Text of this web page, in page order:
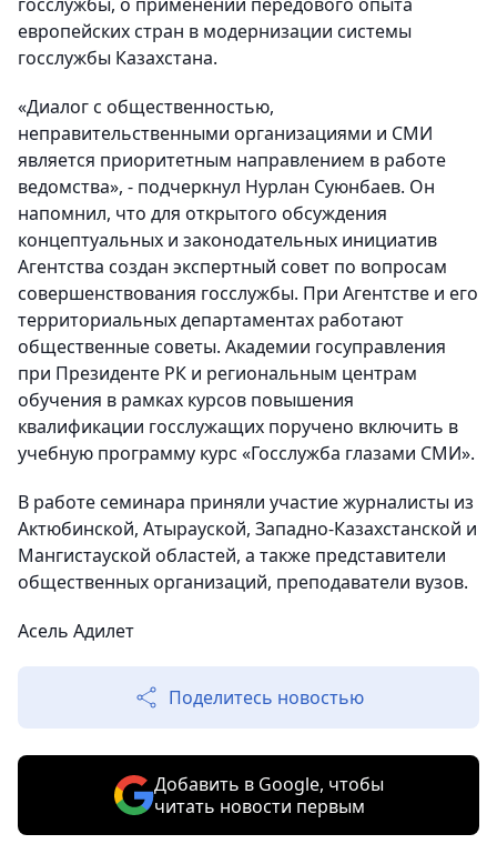
европейских стран в модернизации системы
госслужбы Казахстана.
«Диалог с общественностью,
неправительственными организациями и СМИ
является приоритетным направлением в работе
ведомства», - подчеркнул Нурлан Суюнбаев. Он
напомнил, что для открытого обсуждения
концептуальных и законодательных инициатив
Агентства создан экспертный совет по вопросам
совершенствования госслужбы. При Агентстве и его
территориальных департаментах работают
общественные советы. Академии госуправления
при Президенте РК и региональным центрам
обучения в рамках курсов повышения
квалификации госслужащих поручено включить в
учебную программу курс «Госслужба глазами СМИ».
В работе семинара приняли участие журналисты из
Актюбинской, Атырауской, Западно-Казахстанской и
Мангистауской областей, а также представители
общественных организаций, преподаватели вузов.
Асель Адилет
Поделитесь новостью
Добавить в Google, чтобы
читать новости первым